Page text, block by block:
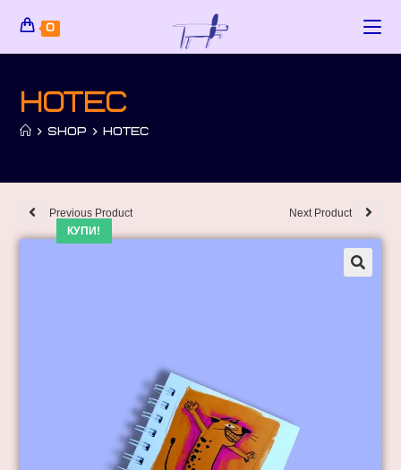
0
Нотес
> SHOP > НОТЕС
КУПИ!
Previous Product Next Product